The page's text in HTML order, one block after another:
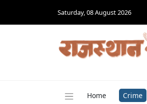
Saturday, 08 August 2026
Home Crime